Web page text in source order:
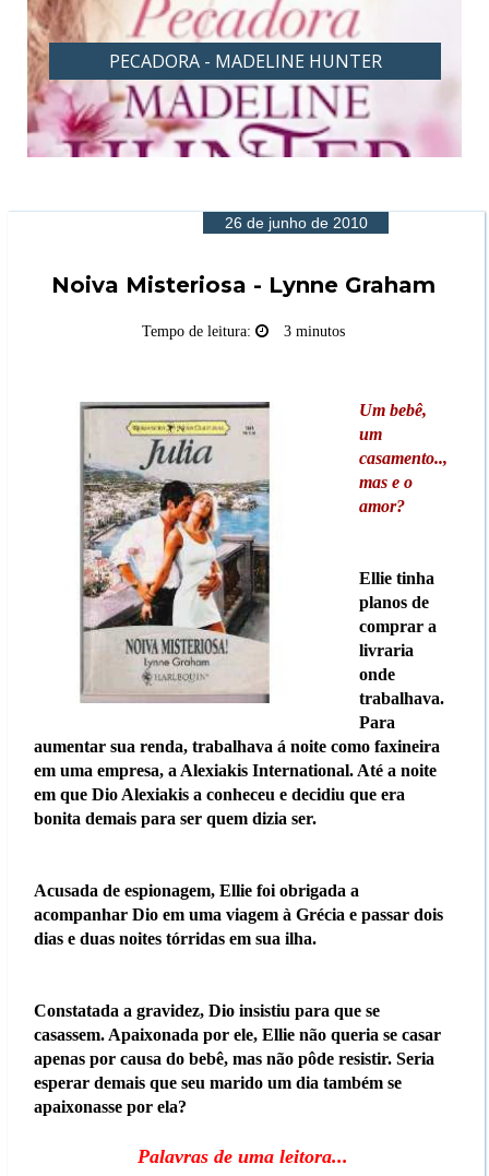
PROVOCANTE - MADELINE HUNTER
26 de junho de 2010
Noiva Misteriosa - Lynne Graham
Tempo de leitura: 3 minutos
Um bebê,
um
casamento..,
mas e o
amor?
Ellie tinha
planos de
comprar a
livraria
onde
trabalhava.
Para
aumentar sua renda, trabalhava á noite como faxineira
em uma empresa, a Alexiakis International. Até a noite
em que Dio Alexiakis a conheceu e decidiu que era
bonita demais para ser quem dizia ser.
Acusada de espionagem, Ellie foi obrigada a
acompanhar Dio em uma viagem à Grécia e passar dois
dias e duas noites tórridas em sua ilha.
Constatada a gravidez, Dio insistiu para que se
casassem. Apaixonada por ele, Ellie não queria se casar
apenas por causa do bebê, mas não pôde resistir. Seria
esperar demais que seu marido um dia também se
apaixonasse por ela?
Palavras de uma leitora...